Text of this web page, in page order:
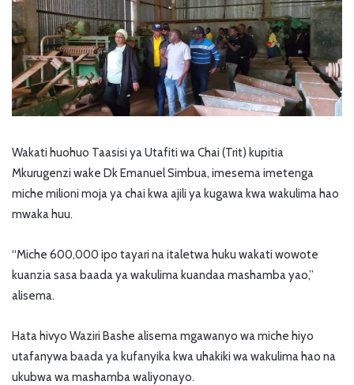
Wakati huohuo Taasisi ya Utafiti wa Chai (Trit) kupitia
Mkurugenzi wake Dk Emanuel Simbua, imesema imetenga
miche milioni moja ya chai kwa ajili ya kugawa kwa wakulima hao
mwaka huu.
“Miche 600,000 ipo tayari na italetwa huku wakati wowote
kuanzia sasa baada ya wakulima kuandaa mashamba yao,”
alisema.
Hata hivyo Waziri Bashe alisema mgawanyo wa miche hiyo
utafanywa baada ya kufanyika kwa uhakiki wa wakulima hao na
ukubwa wa mashamba waliyonayo.